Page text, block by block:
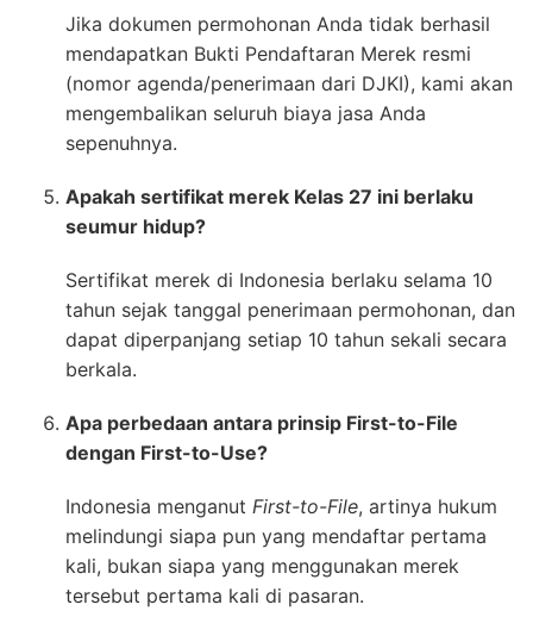
Jika dokumen permohonan Anda tidak berhasil
mendapatkan Bukti Pendaftaran Merek resmi
(nomor agenda/penerimaan dari DJKI), kami akan
mengembalikan seluruh biaya jasa Anda
sepenuhnya.
Apakah sertifikat merek Kelas 27 ini berlaku
seumur hidup?
Sertifikat merek di Indonesia berlaku selama 10
tahun sejak tanggal penerimaan permohonan, dan
dapat diperpanjang setiap 10 tahun sekali secara
berkala.
Apa perbedaan antara prinsip First-to-File
dengan First-to-Use?
Indonesia menganut First-to-File, artinya hukum
melindungi siapa pun yang mendaftar pertama
kali, bukan siapa yang menggunakan merek
tersebut pertama kali di pasaran.